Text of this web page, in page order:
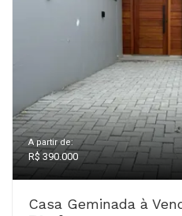
A partir de:
R$ 390.000
Casa Geminada à